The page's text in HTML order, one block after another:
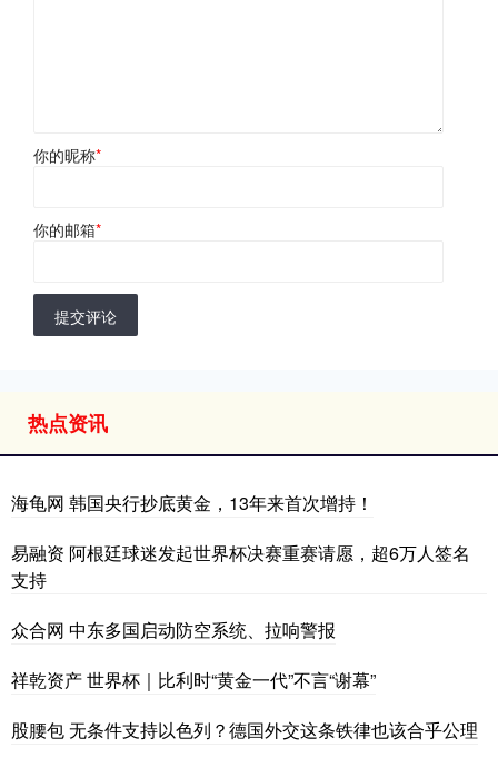
你的昵称*
你的邮箱*
提交评论
热点资讯
海龟网 韩国央行抄底黄金，13年来首次增持！
易融资 阿根廷球迷发起世界杯决赛重赛请愿，超6万人签名
支持
众合网 中东多国启动防空系统、拉响警报
祥乾资产 世界杯｜比利时“黄金一代”不言“谢幕”
股腰包 无条件支持以色列？德国外交这条铁律也该合乎公理